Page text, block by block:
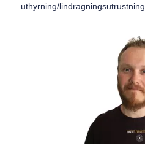
uthyrning/lindragningsutrustning